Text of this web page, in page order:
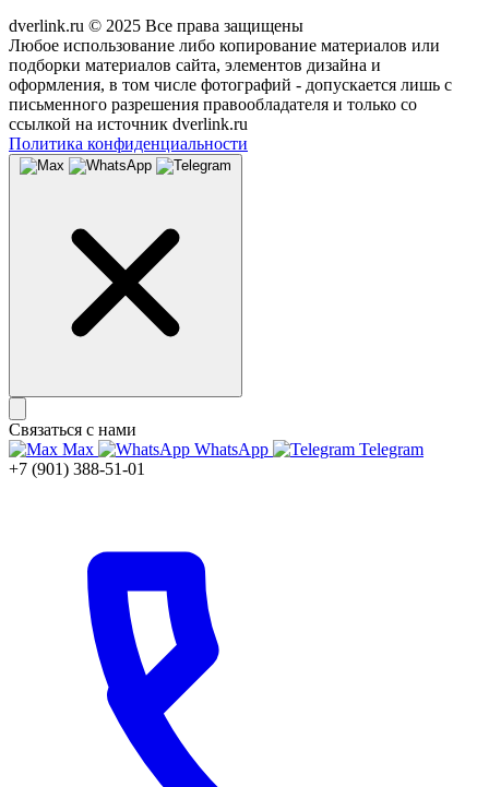
dverlink.ru © 2025 Все права защищены
Любое использование либо копирование материалов или
подборки материалов сайта, элементов дизайна и
оформления, в том числе фотографий - допускается лишь с
письменного разрешения правообладателя и только со
ссылкой на источник dverlink.ru
Политика конфиденциальности
Связаться с нами
Max
WhatsApp
Telegram
+7 (901) 388-51-01